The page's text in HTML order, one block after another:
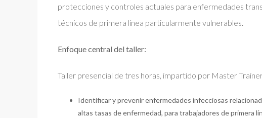
protecciones y controles actuales para enfermedades
técnicos de primera línea particularmente vulnerables.
Enfoque central del taller:
Taller presencial de tres horas, impartido por Master
Identificar y prevenir enfermedades infecciosas
altas tasas de enfermedad, para trabajadores de primera